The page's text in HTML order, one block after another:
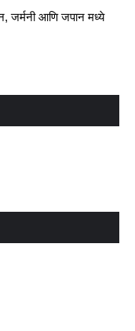
जर्मनी आणि जपान मध्ये